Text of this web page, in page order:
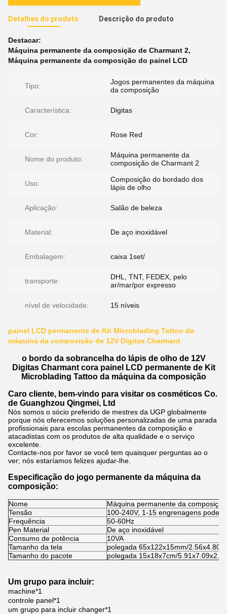
Detalhes do produto Descrição do produto
Destacar:
Máquina permanente da composição de Charmant 2,
Máquina permanente da composição do painel LCD
Tipo:
Jogos permanentes da máquina
da composição
Característica: Digitas
Cor: Rose Red
Nome do produto:
Máquina permanente da
composição de Charmant 2
Uso:
Composição do bordado dos
lápis de olho
Aplicação: Salão de beleza
Material: De aço inoxidável
Embalagem: caixa 1set/
transporte:
DHL, TNT, FEDEX, pelo
ar/mar/por expresso
nível de velocidade: 15 níveis
painel LCD permanente de Kit Microblading Tattoo da
máquina da composição de 12V Digitas Charmant
o bordo da sobrancelha do lápis de olho de 12V
Digitas Charmant cora painel LCD permanente de Kit
Microblading Tattoo da máquina da composição
Caro cliente, bem-vindo para visitar os cosméticos Co.
de Guanghzou Qingmei, Ltd
Nós somos o sócio preferido de mestres da UGP globalmente
porque nós oferecemos soluções personalizadas de uma parada
profissionais para escolas permanentes da composição e
atacadistas com os produtos de alta qualidade e o serviço
excelente.
Contacte-nos por favor se você tem quaisquer perguntas ao o
ver; nós estaríamos felizes ajudar-lhe.
Especificação do jogo permanente da máquina da
composição:
Nome
Máquina permanente da
Tensão
100-240V, 1-15 engrenagens pode
Frequência
50-60Hz
Pen Material
De aço inoxidável
Consumo de potência
10VA
Tamanho da tela
polegada 65x122x15mm/
Tamanho do pacote
polegada 15x18x7cm/
Um grupo para incluir:
machine*1
controle panel*1
um grupo para incluir changer*1